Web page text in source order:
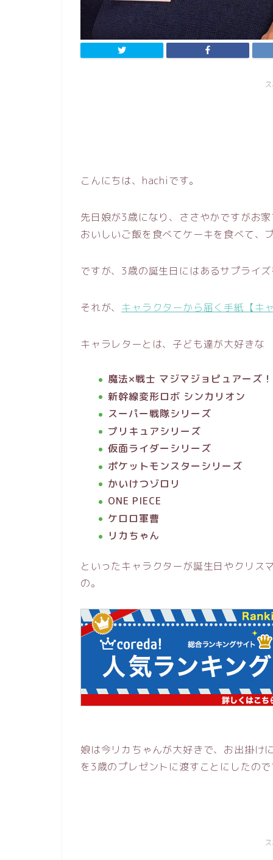
こんにちは、hachiです。
先日娘が3歳になり、ささやかですがお
おいしいご飯を食べてケーキを食べて
ですが、3歳の誕生日にはあるサプライ
それが、 キャラクターから届く手紙【キ
キャラレターとは、子ども達が大好きな
魔法×戦士 マジマジョピュアーズ！
新幹線変形ロボ シンカリオン
スーパー戦隊シリーズ
プリキュアシリーズ
仮面ライダーシリーズ
ポケットモンスターシリーズ
かいけつゾロリ
ONE PIECE
ケロロ軍曹
リカちゃん
といったキャラクターが誕生日やクリス
の。
娘は今リカちゃんが大好きで、お出掛け
を3歳のプレゼントに渡すことにしたの